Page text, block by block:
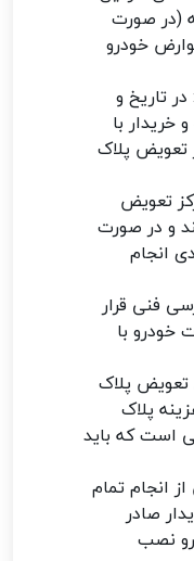
(در صورت
خودرو
تاریخ و
با
تعویض پلاک
تعویض
و در صورت
انجام
فنی قرار
خودرو با
تعویض پلاک
پلاک
است که باید
انجام تمام
صادر
نصب